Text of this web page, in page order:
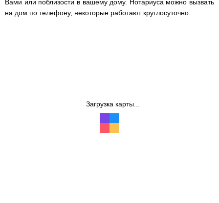
Вами или поблизости в вашему дому. Нотариуса можно вызвать
на дом по телефону, некоторые работают круглосуточно.
Загрузка карты...